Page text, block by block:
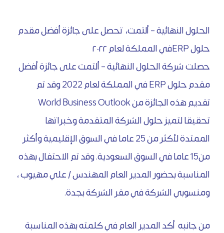
الحلول النهائية – ألتمت، تحصل على جائزة أفضل مقدم
حلول ERPفي المملكة لعام ٢٠٢٢
حصلت شركة الحلول النهائية – ألتمت على جائزة أفضل
مقدم حلول ERP في المملكة لعام 2022 وقد تم
تقديم هذه الجائزة من World Business Outlook
تحقيقا لتميز حلول الشركة المتقدمة وخبراتها
الممتدة لأكثر من 25 عاما في السوق الإقليمية وأكثر
من15 عاما في السوق السعودية. وقد تم الاحتفال بهذه
المناسبة بحضور المدير العام المهندس / علي مهيوب ،
ومنسوبي الشركة في مقر الشركة بجدة.
من جانبه أكد المدير العام في كلمته بهذه المناسبة